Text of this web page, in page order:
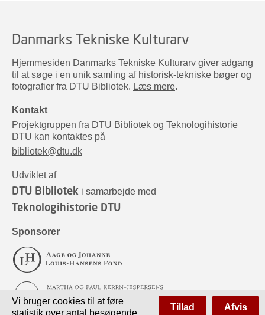
Danmarks Tekniske Kulturarv
Hjemmesiden Danmarks Tekniske Kulturarv giver adgang
til at søge i en unik samling af historisk-tekniske bøger og
fotografier fra DTU Bibliotek. Læs mere.
Kontakt
Projektgruppen fra DTU Bibliotek og Teknologihistorie
DTU kan kontaktes på
bibliotek@dtu.dk
Udviklet af
DTU Bibliotek i samarbejde med
Teknologihistorie DTU
Sponsorer
Vi bruger cookies til at føre
statistik over antal besøgende
Tillad Afvis